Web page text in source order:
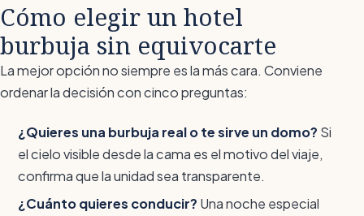
Cómo elegir un hotel
burbuja sin equivocarte
La mejor opción no siempre es la más cara. Conviene
ordenar la decisión con cinco preguntas:
¿Quieres una burbuja real o te sirve un domo? Si
el cielo visible desde la cama es el motivo del viaje,
confirma que la unidad sea transparente.
¿Cuánto quieres conducir? Una noche especial